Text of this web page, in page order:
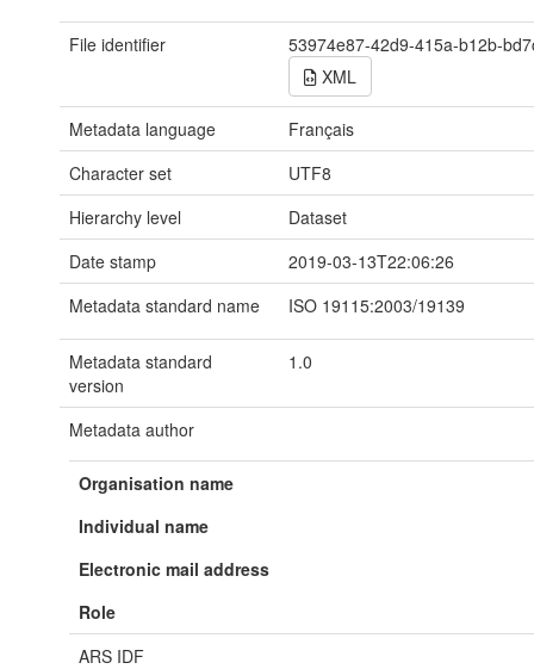
File identifier
53974e87-42d9-415a-b12b-
XML
Metadata language
Français
Character set
UTF8
Hierarchy level
Dataset
Date stamp
2019-03-13T22:06:26
Metadata standard name
ISO 19115:2003/19139
Metadata standard
version
1.0
Metadata author
Organisation name
Individual name
Electronic mail address
Role
ARS IDF